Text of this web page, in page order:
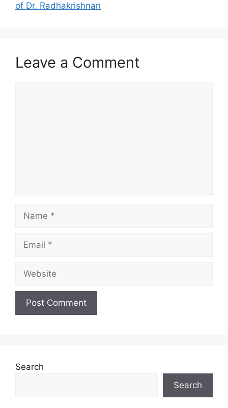
k
of Dr. Radhakrishnan
Leave a Comment
Search
Search